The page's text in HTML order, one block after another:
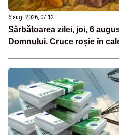
6 aug. 2026, 07:12
Sărbătoarea zilei, joi, 6
Domnului. Cruce roșie în